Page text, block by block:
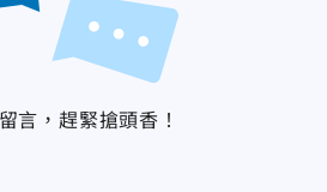
言，趕緊搶頭香！